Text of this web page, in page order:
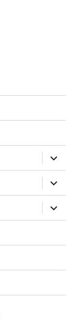
위
메
확
장
위
메
확
장
위
메
장